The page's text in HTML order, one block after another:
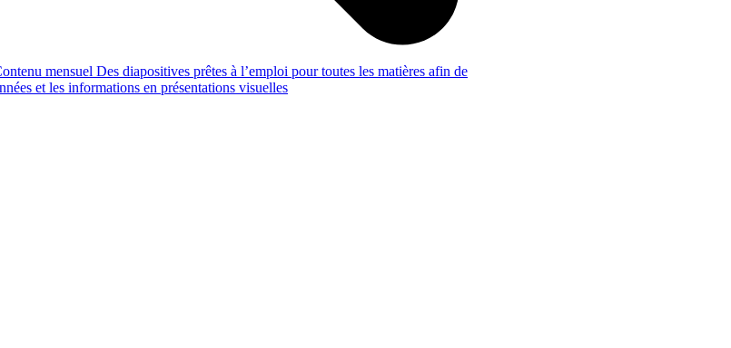
mensuel Des diapositives prêtes à l’emploi pour toutes les matières afin de
et les informations en présentations visuelles